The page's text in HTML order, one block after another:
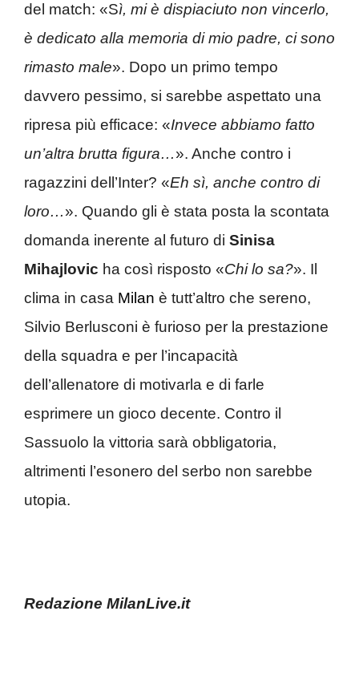
del match: «Sì, mi è dispiaciuto non vincerlo,
è dedicato alla memoria di mio padre, ci sono
rimasto male». Dopo un primo tempo
davvero pessimo, si sarebbe aspettato una
ripresa più efficace: «Invece abbiamo fatto
un’altra brutta figura…». Anche contro i
ragazzini dell’Inter? «Eh sì, anche contro di
loro…». Quando gli è stata posta la scontata
domanda inerente al futuro di Sinisa
Mihajlovic ha così risposto «Chi lo sa?». Il
clima in casa Milan è tutt’altro che sereno,
Silvio Berlusconi è furioso per la prestazione
della squadra e per l’incapacità
dell’allenatore di motivarla e di farle
esprimere un gioco decente. Contro il
Sassuolo la vittoria sarà obbligatoria,
altrimenti l’esonero del serbo non sarebbe
utopia.
Redazione MilanLive.it